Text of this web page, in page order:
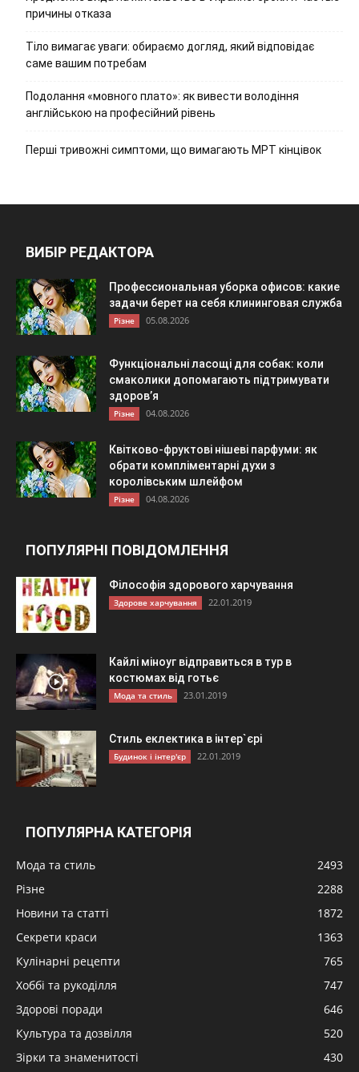
причины отказа
Тіло вимагає уваги: обираємо догляд, який відповідає
саме вашим потребам
Подолання «мовного плато»: як вивести володіння
англійською на професійний рівень
Перші тривожні симптоми, що вимагають МРТ кінцівок
ВИБІР РЕДАКТОРА
Профессиональная уборка офисов: какие
задачи берет на себя клининговая служба
Різне 05.08.2026
Функціональні ласощі для собак: коли
смаколики допомагають підтримувати
здоров’я
Різне 04.08.2026
Квітково-фруктові нішеві парфуми: як
обрати компліментарні духи з
королівським шлейфом
Різне 04.08.2026
ПОПУЛЯРНІ ПОВІДОМЛЕННЯ
Філософія здорового харчування
Здорове харчування 22.01.2019
Кайлі міноуг відправиться в тур в
костюмах від готьє
Мода та стиль 23.01.2019
Стиль еклектика в інтер`єрі
Будинок і інтер'єр 22.01.2019
ПОПУЛЯРНА КАТЕГОРІЯ
Мода та стиль
2493
Різне
2288
Новини та статті
1872
Секрети краси
1363
Кулінарні рецепти
765
Хоббі та рукоділля
747
Здорові поради
646
Культура та дозвілля
520
Зірки та знаменитості
430